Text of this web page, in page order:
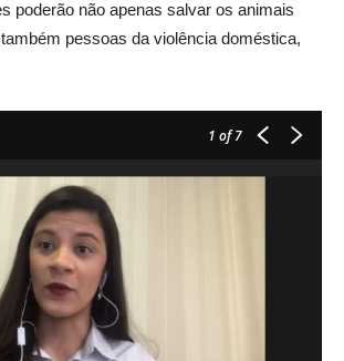
poderão não apenas salvar os animais
pessoas da violência doméstica,
1 of 7